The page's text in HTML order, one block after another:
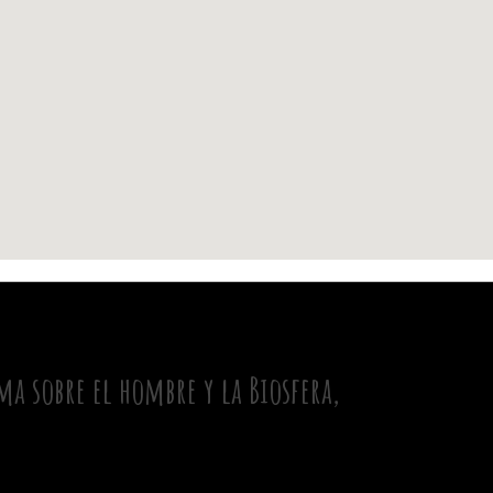
sobre el hombre y la Biosfera,